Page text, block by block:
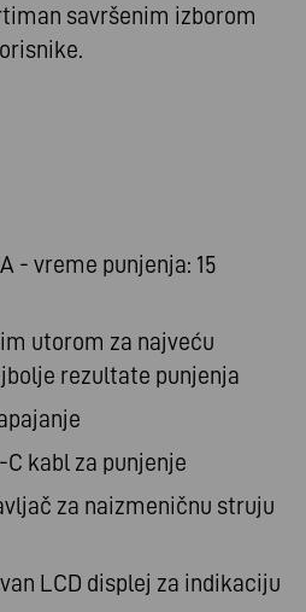
savršenim izborom
- vreme punjenja: 15
utorom za najveću
rezultate punjenja
kabl za punjenje
za naizmeničnu struju
LCD displej za indikaciju